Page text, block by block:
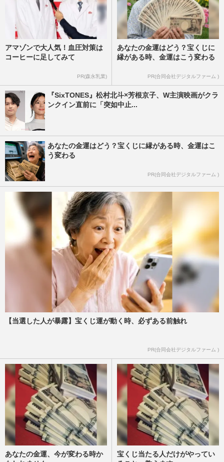
アマゾンで大人気！血圧対策は
コーヒーに足してみて
PR(森永乳業)
あなたの金運はどう？宝くじに
縁がある時、金運はこう変わる
PR(合同会社デジタルファーム )
『SixTONES』松村北斗×芳根京子、W主演映画がクラ
ンクイン直前に「突如中止...
あなたの金運はどう？宝くじに縁がある時、金運はこ
う変わる
PR(合同会社デジタルファーム )
【当選した人が暴露】宝くじ運が動く時、必ずある前触れ
PR(合同会社デジタルファーム )
あなたの金運、今が変わる時か
宝くじ当たる人だけがやってい